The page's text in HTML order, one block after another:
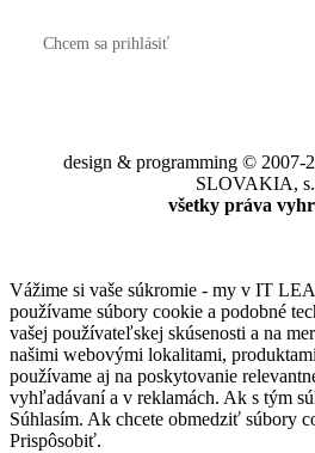
Chcem sa prihlásiť
design & programming ©
SLOVAKIA,
všetky práva
Vážime si vaše súkromie - my v IT
používame súbory cookie a podobné
vašej používateľskej skúsenosti a na
našimi webovými lokalitami,
používame aj na poskytovanie
vyhľadávaní a v reklamách. Ak s tým
Súhlasím. Ak chcete obmedziť súbory
Prispôsobiť.